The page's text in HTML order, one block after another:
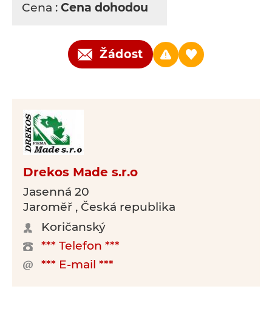
Cena : Cena dohodou
Žádost
Drekos Made s.r.o
Jasenná 20
Jaroměř , Česká republika
Koričanský
*** Telefon ***
*** E-mail ***